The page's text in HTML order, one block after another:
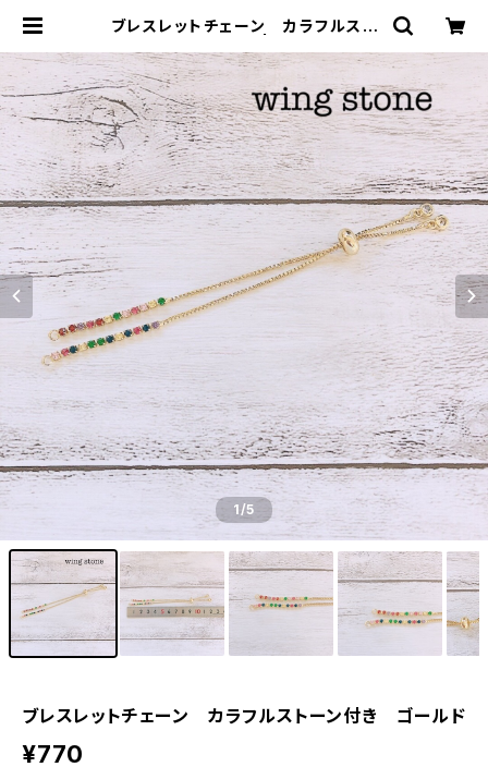
ブレスレットチェーン カラフルスト
ウィングストーン
1/5
ブレスレットチェーン カラフルストーン付き ゴールド
¥770